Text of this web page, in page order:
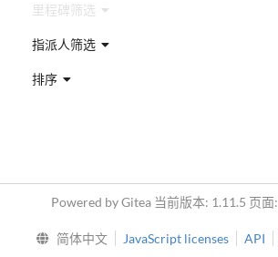
里程碑筛选
指派人筛选
排序
Powered by Gitea 当前版本: 1.11.5 页面:
简体中文 JavaScript licenses API